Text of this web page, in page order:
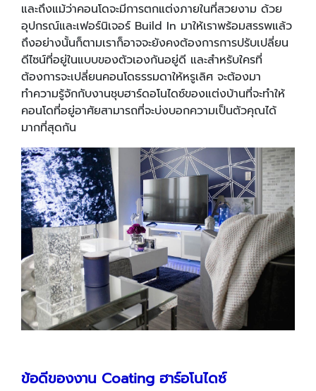
และถึงแม้ว่าคอนโดจะมีการตกแต่งภายในที่สวยงาม ด้วย
อุปกรณ์และเฟอร์นิเจอร์ Build In มาให้เราพร้อมสรรพแล้ว
ถึงอย่างนั้นก็ตามเราก็อาจจะยังคงต้องการการปรับเปลี่ยน
ดีไซน์ที่อยู่ในแบบของตัวเองกันอยู่ดี และสำหรับใครที่
ต้องการจะเปลี่ยนคอนโดธรรมดาให้หรูเลิศ จะต้องมา
ทำความรู้จักกับงานชุบฮาร์ดอโนไดซ์ของแต่งบ้านที่จะทำให้
คอนโดที่อยู่อาศัยสามารถที่จะบ่งบอกความเป็นตัวคุณได้
มากที่สุดกัน
ข้อดีของงาน Coating ฮาร์อโนไดซ์